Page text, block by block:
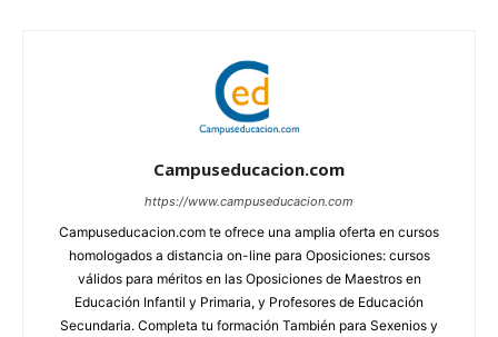
Campuseducacion.com
https://www.campuseducacion.com
Campuseducacion.com te ofrece una amplia oferta en cursos
homologados a distancia on-line para Oposiciones: cursos
válidos para méritos en las Oposiciones de Maestros en
Educación Infantil y Primaria, y Profesores de Educación
Secundaria. Completa tu formación También para Sexenios y